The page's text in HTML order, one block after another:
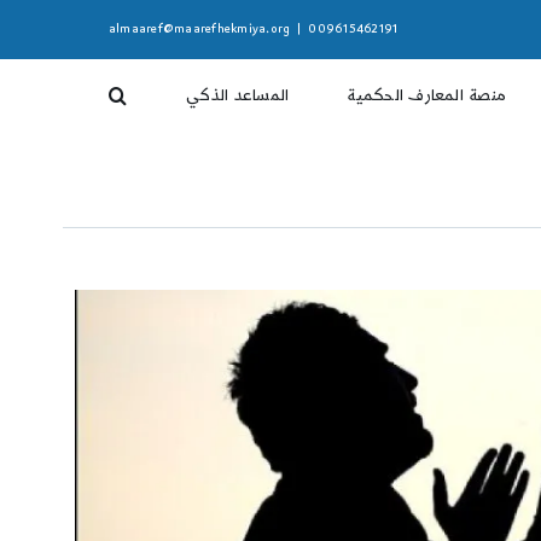
009615462191
almaaref@maarefhekmiya.org
منصة المعارف الحكمية المساعد الذكي